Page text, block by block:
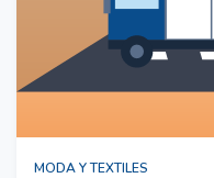
MODA Y TEXTILES